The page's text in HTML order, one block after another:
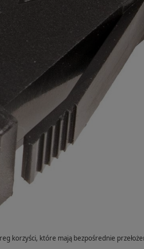
korzyści, które mają bezpośrednie